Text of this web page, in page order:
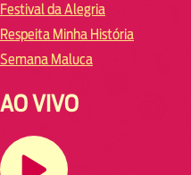
Festival da Alegria
Respeita Minha História
Semana Maluca
AO VIVO